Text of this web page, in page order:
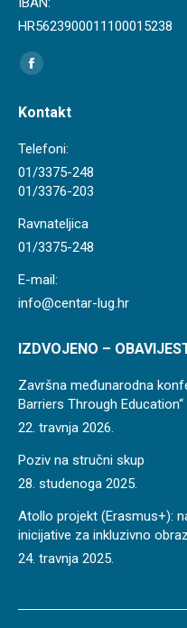
HR5623900011100015238
Find us on:
Facebook
opens
in
new
window
Kontakt
Telefoni:
01/3375-248
01/3376-203
Ravnateljica
01/3375-248
E-mail:
info@centar-lug.hr
IZDVOJENO –
Završna međunarodna
Barriers Through Education“
22. travnja 2026.
Poziv na stručni skup
28. studenoga 2025.
Atollo projekt (Erasmus+):
inicijative za inkluzivno
24. travnja 2025.